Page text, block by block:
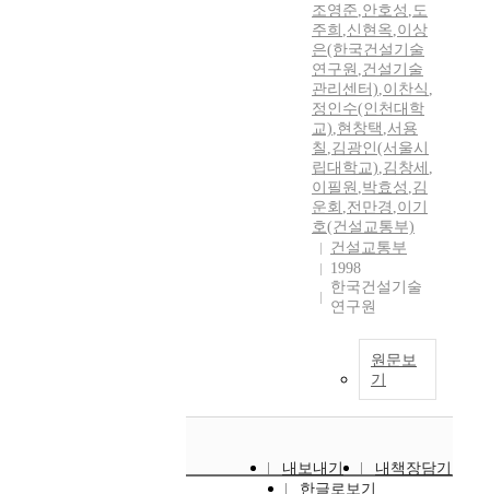
조영준,안호성 ,도
주희 ,신현옥,이상
은(한국건설기술
연구원 ,건설기술
관리센터),이찬식 ,
정인수(인천대학
교),현창택 ,서용
칠 ,김광인(서울시
립대학교),김창세 ,
이필원 ,박효성 ,김
운회 ,전만경 ,이기
호(건설교통부)
건설교통부
1998
한국건설기술
연구원
원문보
기
내보내기
내책장담기
한글로보기